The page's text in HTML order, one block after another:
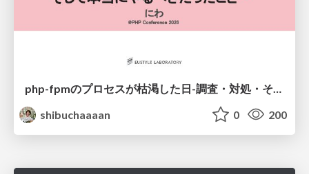
shibuchaaaan
0 200